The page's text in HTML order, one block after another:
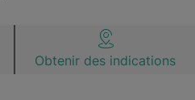
Obtenir des indications